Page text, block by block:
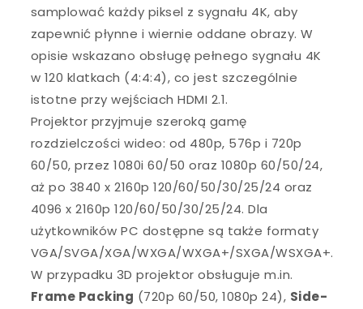
samplować każdy piksel z sygnału 4K, aby
zapewnić płynne i wiernie oddane obrazy. W
opisie wskazano obsługę pełnego sygnału 4K
w 120 klatkach (4:4:4), co jest szczególnie
istotne przy wejściach HDMI 2.1.
Projektor przyjmuje szeroką gamę
rozdzielczości wideo: od 480p, 576p i 720p
60/50, przez 1080i 60/50 oraz 1080p 60/50/24,
aż po 3840 x 2160p 120/60/50/30/25/24 oraz
4096 x 2160p 120/60/50/30/25/24. Dla
użytkowników PC dostępne są także formaty
VGA/SVGA/XGA/WXGA/WXGA+/SXGA/WSXGA+.
W przypadku 3D projektor obsługuje m.in.
Frame Packing (720p 60/50, 1080p 24), Side-